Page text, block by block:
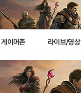
게이머존 라이브/영상